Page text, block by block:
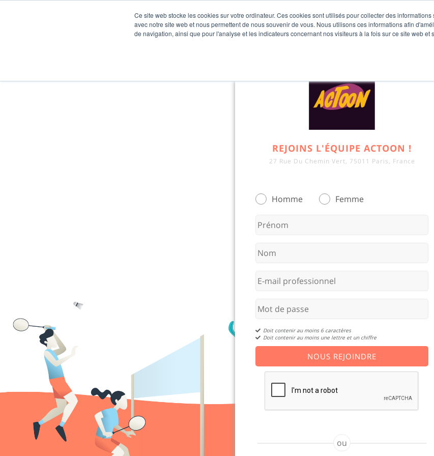
Ce site web stocke les cookies sur votre ordinateur. Ces cookies sont utilisés pour collecter des
avec notre site web et nous permettent de nous souvenir de vous. Nous utilisons ces informations afin
de navigation, ainsi que pour l'analyse et les indicateurs concernant nos visiteurs à la fois sur ce site web et
REJOINS L'ÉQUIPE ACTOON !
27 Rue Du Chemin Vert, 75011 Paris, France
Homme Femme
Doit contenir au moins 6 caractères
Doit contenir au moins une lettre et un chiffre
NOUS REJOINDRE
ou